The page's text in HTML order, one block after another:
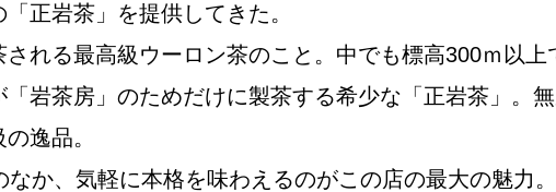
正岩茶」を提供してきた。
れる最高級ウーロン茶のこと。中でも標高300ｍ以
岩茶房」のためだけに製茶する希少な「正岩茶」。
逸品。
か、気軽に本格を味わえるのがこの店の最大の魅力